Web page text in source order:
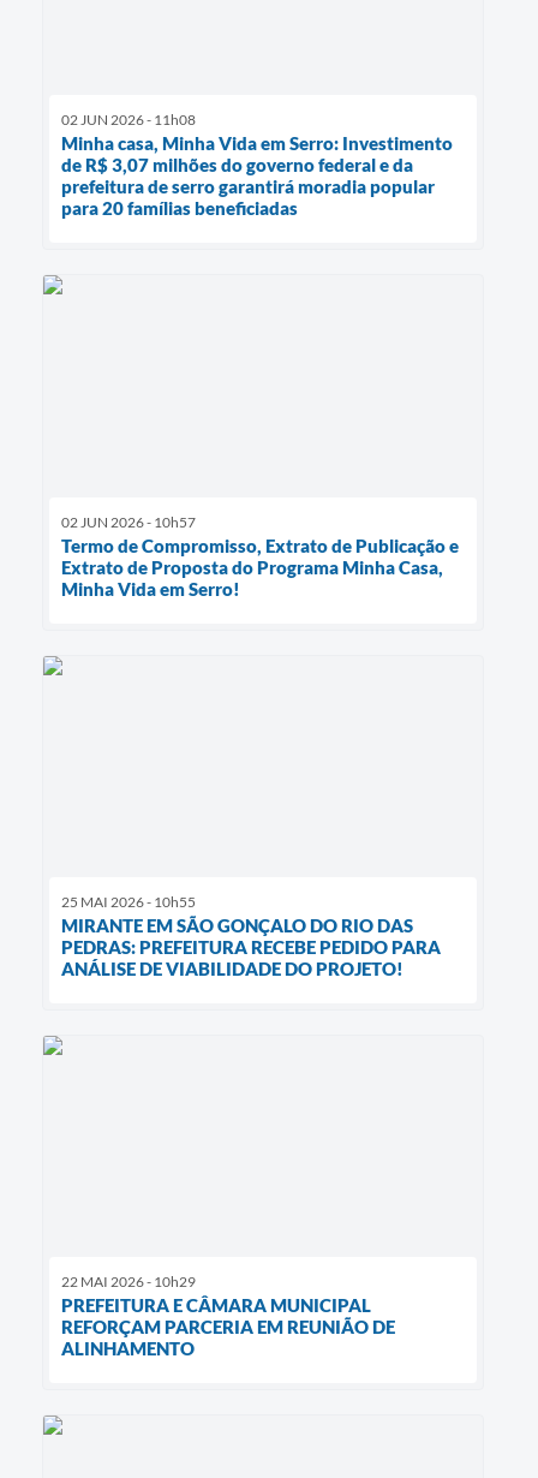
02 JUN 2026 - 11h08
Minha casa, Minha Vida em Serro: Investimento
de R$ 3,07 milhões do governo federal e da
prefeitura de serro garantirá moradia popular
para 20 famílias beneficiadas
02 JUN 2026 - 10h57
Termo de Compromisso, Extrato de Publicação e
Extrato de Proposta do Programa Minha Casa,
Minha Vida em Serro!
25 MAI 2026 - 10h55
MIRANTE EM SÃO GONÇALO DO RIO DAS
PEDRAS: PREFEITURA RECEBE PEDIDO PARA
ANÁLISE DE VIABILIDADE DO PROJETO!
22 MAI 2026 - 10h29
PREFEITURA E CÂMARA MUNICIPAL
REFORÇAM PARCERIA EM REUNIÃO DE
ALINHAMENTO